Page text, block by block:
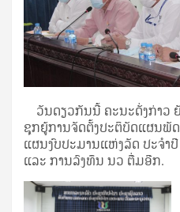
ວັນດຽວກັນນີ້ ຄະນະດັ່ງກ່າວ
ຊຸກຍູ້ການຈັດຕັ້ງປະຕິບັດແຜນພັ
ແຜນງົບປະມານແຫ່ງລັດ ປະຈຳ
ແລະ ການລົງທຶນ ນວ ຕື່ມອີກ.